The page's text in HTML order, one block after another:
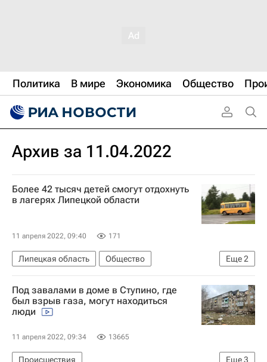
Политика В мире Экономика Общество
Архив за 11.04.2022
Более 42 тысяч детей смогут отдохнуть
в лагерях Липецкой области
11 апреля 2022, 09:40 171
Еще2
Липецкая область
Общество
Липецкая область
Игорь Артамонов
Под завалами в доме в Ступино, где
был взрыв газа, могут находиться
люди
11 апреля 2022, 09:34 13665
Еще3
Происшествия